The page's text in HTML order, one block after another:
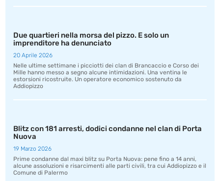
Due quartieri nella morsa del pizzo. E solo un
imprenditore ha denunciato
20 Aprile 2026
Nelle ultime settimane i picciotti dei clan di Brancaccio e Corso dei
Mille hanno messo a segno alcune intimidazioni. Una ventina le
estorsioni ricostruite. Un operatore economico sostenuto da
Addiopizzo
Blitz con 181 arresti, dodici condanne nel clan di Porta
Nuova
19 Marzo 2026
Prime condanne dal maxi blitz su Porta Nuova: pene fino a 14 anni,
alcune assoluzioni e risarcimenti alle parti civili, tra cui Addiopizzo e il
Comune di Palermo